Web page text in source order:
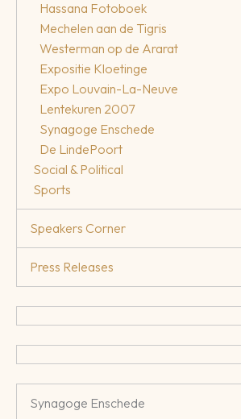
Hassana Fotoboek
Mechelen aan de Tigris
Westerman op de Ararat
Expositie Kloetinge
Expo Louvain-La-Neuve
Lentekuren 2007
Synagoge Enschede
De LindePoort
Social & Political
Sports
Speakers Corner
Press Releases
Synagoge Enschede